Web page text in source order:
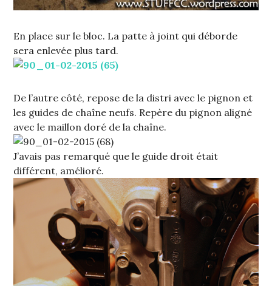
En place sur le bloc. La patte à joint qui déborde
sera enlevée plus tard.
De l’autre côté, repose de la distri avec le pignon et
les guides de chaîne neufs. Repère du pignon aligné
avec le maillon doré de la chaîne.
J’avais pas remarqué que le guide droit était
différent, amélioré.